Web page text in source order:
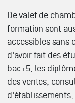
De valet de
formation sont
accessibles sans
d'avoir fait des
bac+5, les
des ventes,
d'établissements,